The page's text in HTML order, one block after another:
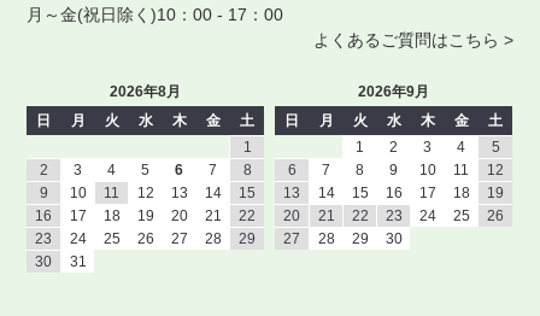
月～金(祝日除く)10：00 - 17：00
よくあるご質問はこちら >
2026年8月
日
月 火 水 木 金
土
1
2
3 4 5 6 7
8
9
10 11 12 13 14
15
16
17 18 19 20 21
22
23
24 25 26 27 28
29
30
31
2026年9月
日
月 火 水 木 金
土
1
2 3 4
5
6
7 8 9 10 11
12
13
14 15 16 17 18
19
20
21 22 23 24 25
26
27
28 29 30